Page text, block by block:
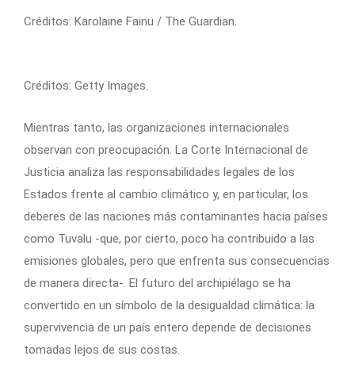
Créditos: Karolaine Fainu / The Guardian.
Créditos: Getty Images.
Mientras tanto, las organizaciones internacionales
observan con preocupación. La Corte Internacional de
Justicia analiza las responsabilidades legales de los
Estados frente al cambio climático y, en particular, los
deberes de las naciones más contaminantes hacia países
como Tuvalu -que, por cierto, poco ha contribuido a las
emisiones globales, pero que enfrenta sus consecuencias
de manera directa-. El futuro del archipiélago se ha
convertido en un símbolo de la desigualdad climática: la
supervivencia de un país entero depende de decisiones
tomadas lejos de sus costas.